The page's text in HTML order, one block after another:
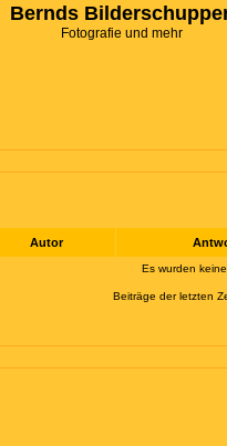
Bernds
Fotografie und mehr
Autor
Es wurden
Beiträge der letzten